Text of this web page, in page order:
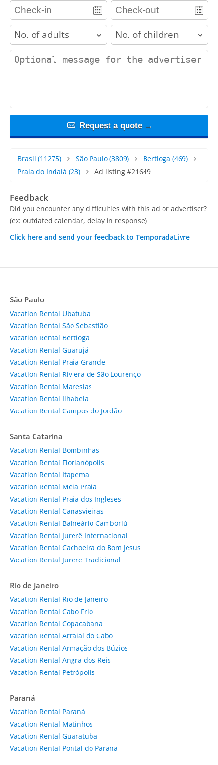
adults children
contact_message
Request a quote →
Brasil (11275) São Paulo(3809) Bertioga (469)
Praia do Indaiá (23) Ad listing #21649
Feedback
Did you encounter any difficulties with this ad or advertiser?
(ex: outdated calendar, delay in response)
Click here and send your feedback to TemporadaLivre
São Paulo
Vacation Rental Ubatuba
Vacation Rental São Sebastião
Vacation Rental Bertioga
Vacation Rental Guarujá
Vacation Rental Praia Grande
Vacation Rental Riviera de São Lourenço
Vacation Rental Maresias
Vacation Rental Ilhabela
Vacation Rental Campos do Jordão
Santa Catarina
Vacation Rental Bombinhas
Vacation Rental Florianópolis
Vacation Rental Itapema
Vacation Rental Meia Praia
Vacation Rental Praia dos Ingleses
Vacation Rental Canasvieiras
Vacation Rental Balneário Camboriú
Vacation Rental Jurerê Internacional
Vacation Rental Cachoeira do Bom Jesus
Vacation Rental Jurere Tradicional
Rio de Janeiro
Vacation Rental Rio de Janeiro
Vacation Rental Cabo Frio
Vacation Rental Copacabana
Vacation Rental Arraial do Cabo
Vacation Rental Armação dos Búzios
Vacation Rental Angra dos Reis
Vacation Rental Petrópolis
Paraná
Vacation Rental Paraná
Vacation Rental Matinhos
Vacation Rental Guaratuba
Vacation Rental Pontal do Paraná